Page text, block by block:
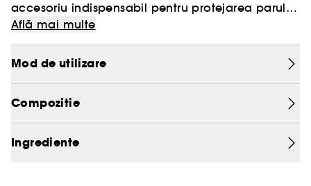
accesoriu indispensabil pentru protejarea parului
de apa si de umiditate la dus. Cufunda-te in
experienta suprema de ingrijire cu aceasta casca
de baie confectionata dintr-un material
Află mai multe
Mod de utilizare
Compozitie
Ingrediente